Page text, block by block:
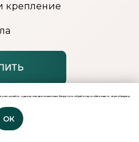
на сайте, нужных нам для аналитики. Запретить обработку cookie можете через браузер.
ОК
крепление